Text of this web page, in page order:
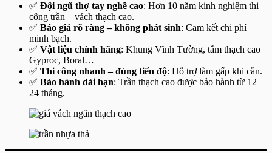
✅ Đội ngũ thợ tay nghề cao: Hơn 10 năm kinh nghiệm thi
công trần – vách thạch cao.
✅ Báo giá rõ ràng – không phát sinh: Cam kết chi phí
minh bạch.
✅ Vật liệu chính hãng: Khung Vĩnh Tường, tấm thạch cao
Gyproc, Boral…
✅ Thi công nhanh – đúng tiến độ: Hỗ trợ làm gấp khi cần.
✅ Bảo hành dài hạn: Trần thạch cao được bảo hành từ 12 –
24 tháng.